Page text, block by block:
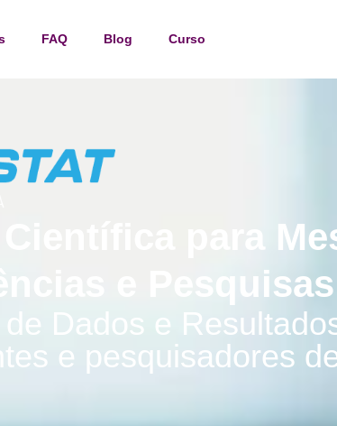
FAQ Blog Curso
para
e Pesquisas
Dados e
e pesquisadores